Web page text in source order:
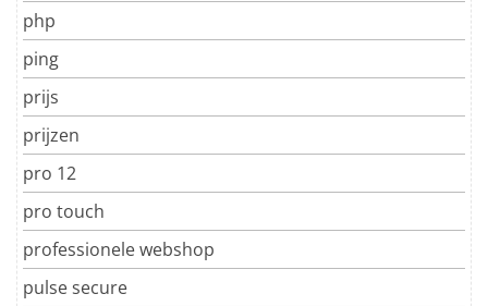
php
ping
prijs
prijzen
pro 12
pro touch
professionele webshop
pulse secure